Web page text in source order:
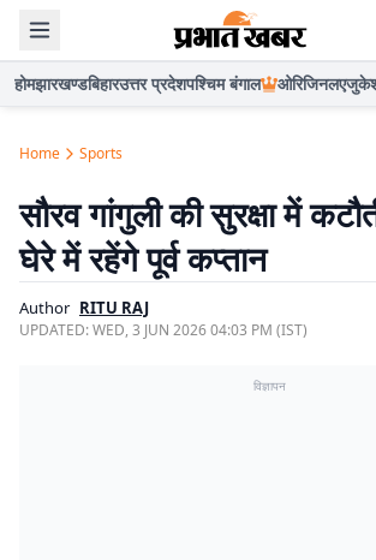
होमझारखण्डबिहारउत्तर प्रदेशपश्चिम बंगाल ओरिजिनल
Home Sports
सौरव गांगुली की सुरक्षा में
घेरे में रहेंगे पूर्व कप्तान
Author RITU RAJ
UPDATED:WED, 3 JUN 2026 04:03 PM (IST)
विज्ञापन